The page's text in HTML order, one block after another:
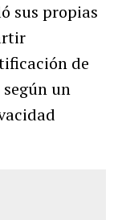
sus propias
de
un